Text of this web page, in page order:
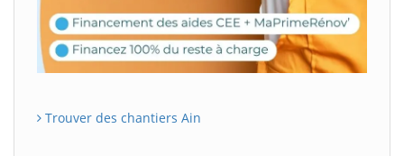
Trouver des chantiers Ain